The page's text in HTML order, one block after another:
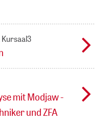
mit Modjaw -
und ZFA